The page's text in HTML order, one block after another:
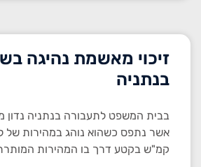
זיכוי מאשמת נהיגה
בנתניה
בבית המשפט לתעבורה בנתניה נדון
קמ"ש בקטע דרך בו המהירות המותרת